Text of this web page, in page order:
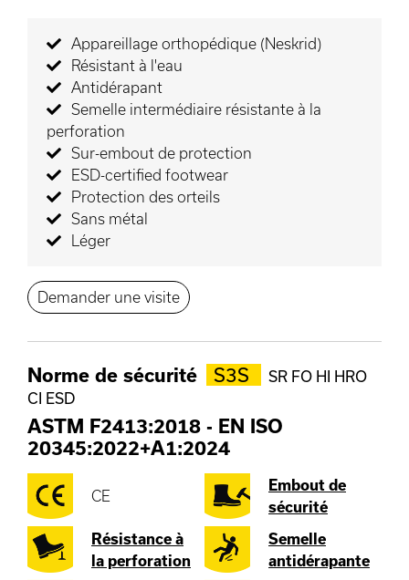
Appareillage orthopédique (Neskrid)
Résistant à l'eau
Antidérapant
Semelle intermédiaire résistante à la
perforation
Sur-embout de protection
ESD-certified footwear
Protection des orteils
Sans métal
Léger
Demander une visite
Norme de sécurité S3S
SR FO HI HRO
CI ESD
ASTM F2413:2018 - EN ISO
20345:2022+A1:2024
CE
Embout de
sécurité
Résistance à
la perforation
Semelle
antidérapante